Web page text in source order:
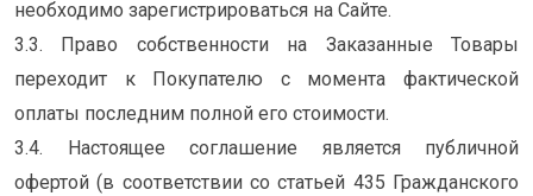
необходимо зарегистрироваться на Сайте.
3.3. Право собственности на Заказанные Товары
переходит к Покупателю с момента фактической
оплаты последним полной его стоимости.
3.4. Настоящее соглашение является публичной
офертой (в соответствии со статьей 435 Гражданского